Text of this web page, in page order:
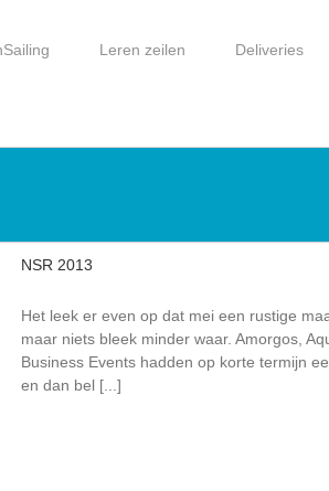
Leren zeilen Deliveries
NSR 2013
Het leek er even op dat mei een rustige
maar niets bleek minder waar. Amorgos,
Business Events hadden op korte termijn
en dan bel [...]